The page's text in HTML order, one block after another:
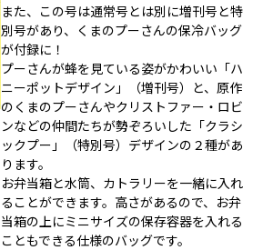
また、この号は通常号とは別に増刊号と特
別号があり、くまのプーさんの保冷バッグ
が付録に！
プーさんが蜂を見ている姿がかわいい「ハ
ニーポットデザイン」（増刊号）と、原作
のくまのプーさんやクリストファー・ロビ
ンなどの仲間たちが勢ぞろいした「クラシ
ックプー」（特別号）デザインの２種があ
ります。
お弁当箱と水筒、カトラリーを一緒に入れ
ることができます。高さがあるので、お弁
当箱の上にミニサイズの保存容器を入れる
こともできる仕様のバッグです。